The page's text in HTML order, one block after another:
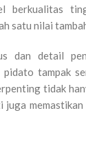
berkualitas
satu nilai
dan detail
pidato tampak
tidak
juga